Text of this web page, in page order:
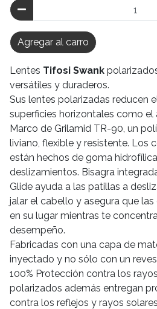
Agregar al carro
Lentes Tifosi Swank
versátiles y duraderos.
Sus lentes polarizadas reducen
superficies horizontales como el
Marco de Grilamid TR-90, un
liviano, flexible y resistente. Los
están hechos de goma
deslizamientos. Bisagra
Glide ayuda a las patillas a
jalar el cabello y asegura que
en su lugar mientras te
desempeño.
Fabricadas con una capa de
inyectado y no sólo con un
100% Protección contra los
polarizados además entregan
contra los reflejos y rayos